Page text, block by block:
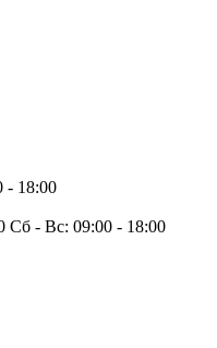
- 18:00
Сб - Вс: 09:00 - 18:00